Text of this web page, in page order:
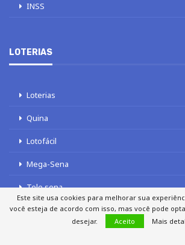
INSS
LOTERIAS
Loterias
Quina
Lotofácil
Mega-Sena
Tele sena
Este site usa cookies para melhorar sua
você esteja de acordo com isso, mas você pode
desejar.
Aceito Mais